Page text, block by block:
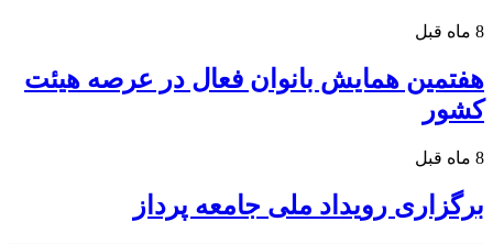
8 ماه قبل
هفتمین همایش بانوان فعال در عرصه‌ هیئت
کشور
8 ماه قبل
برگزاری رویداد ملی جامعه پرداز